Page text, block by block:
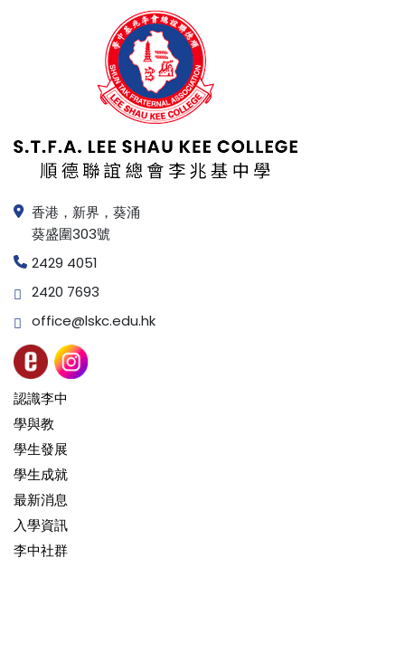
香港，新界，葵涌
葵盛圍303號
2429 4051
2420 7693
office@lskc.edu.hk
認識李中
學與教
學生發展
學生成就
最新消息
入學資訊
李中社群